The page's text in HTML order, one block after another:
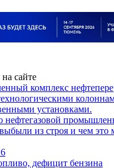
сайте
нефтегазовой
из строя и чем это